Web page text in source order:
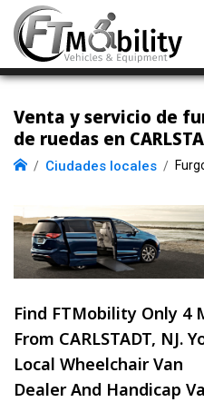
Venta y servicio de
de ruedas en
Ciudades locales
Find FTMobility Only 4
From CARLSTADT, NJ.
Local Wheelchair Van
Dealer And Handicap